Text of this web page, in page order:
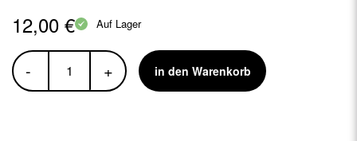
12,00 € Auf Lager
- + in den Warenkorb